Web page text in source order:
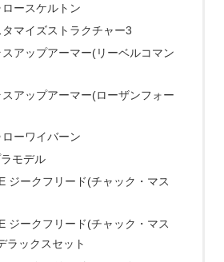
ースケルトン
マイズストラクチャー3
アップアーマー(リーベルコマン
アップアーマー(ローザンフォー
ーワイバーン
モデル
ジークフリード(チャック・マス
ジークフリード(チャック・マス
ラックスセット